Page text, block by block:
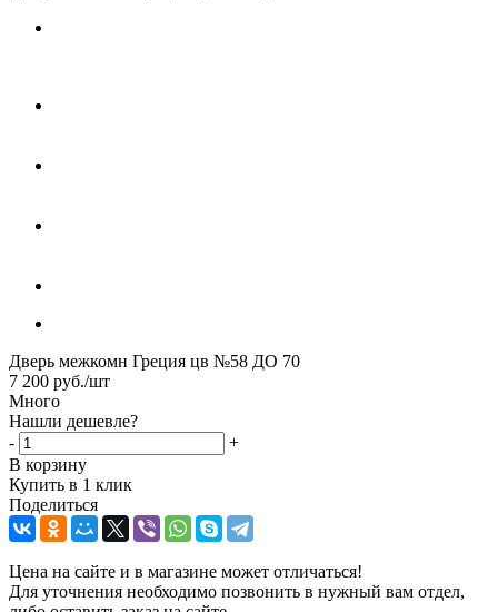
Дверь межкомн Греция цв №58 ДО 70
7 200 руб./шт
Много
Нашли дешевле?
-
+
В корзину
Купить в 1 клик
Поделиться
Цена на сайте и в магазине может отличаться!
Для уточнения необходимо позвонить в нужный вам отдел,